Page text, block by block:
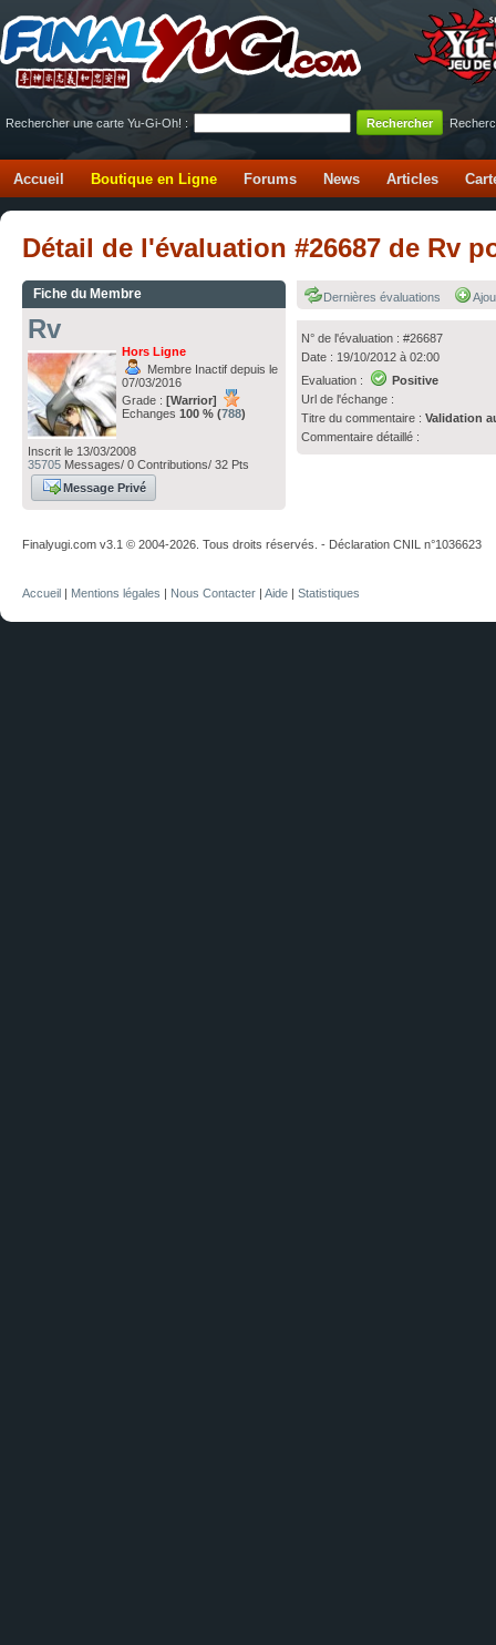
Rechercher une carte Yu-Gi-Oh! :
Accueil Boutique en Ligne Forums News Articles
Détail de l'évaluation #26687 de Rv
Fiche du Membre
Rv
Hors Ligne
Membre Inactif depuis le
07/03/2016
Grade : [Warrior]
Echanges 100 % (788)
Inscrit le 13/03/2008
35705 Messages/ 0 Contributions/ 32 Pts
Message Privé
Dernières évaluations
N° de l'évaluation : #26687
Date : 19/10/2012 à 02:00
Evaluation :
Positive
Url de l'échange :
Titre du commentaire :Validation
Commentaire détaillé :
Finalyugi.com v3.1 © 2004-2026. Tous droits réservés. - Déclaration CNIL n°1036623
Accueil | Mentions légales | Nous Contacter | Aide | Statistiques